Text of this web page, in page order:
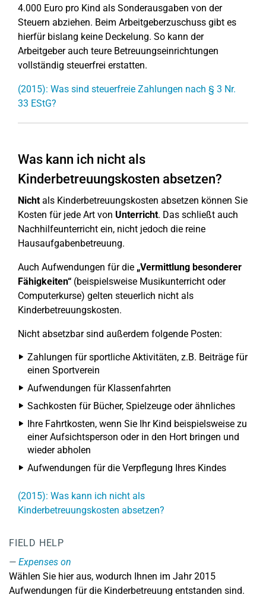
4.000 Euro pro Kind als Sonderausgaben von der
Steuern abziehen. Beim Arbeitgeberzuschuss gibt es
hierfür bislang keine Deckelung. So kann der
Arbeitgeber auch teure Betreuungseinrichtungen
vollständig steuerfrei erstatten.
(2015): Was sind steuerfreie Zahlungen nach § 3 Nr.
33 EStG?
Was kann ich nicht als
Kinderbetreuungskosten absetzen?
Nichtals Kinderbetreuungskosten absetzen können Sie
Kosten für jede Art von Unterricht. Das schließt auch
Nachhilfeunterricht ein, nicht jedoch die reine
Hausaufgabenbetreuung.
Auch Aufwendungen für die „Vermittlung besonderer
Fähigkeiten“ (beispielsweise Musikunterricht oder
Computerkurse) gelten steuerlich nicht als
Kinderbetreuungskosten.
Nicht absetzbar sind außerdem folgende Posten:
Zahlungen für sportliche Aktivitäten, z.B. Beiträge für
einen Sportverein
Aufwendungen für Klassenfahrten
Sachkosten für Bücher, Spielzeuge oder ähnliches
Ihre Fahrtkosten, wenn Sie Ihr Kind beispielsweise zu
einer Aufsichtsperson oder in den Hort bringen und
wieder abholen
Aufwendungen für die Verpflegung Ihres Kindes
(2015): Was kann ich nicht als
Kinderbetreuungskosten absetzen?
FIELD HELP
Expenses on
Wählen Sie hier aus, wodurch Ihnen im Jahr 2015
Aufwendungen für die Kinderbetreuung entstanden sind.